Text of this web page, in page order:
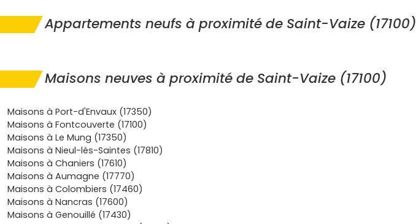
communes accordent en plus une exonération temporaire de taxe
foncière sur le neuf. Au quotidien, habiter à Saint-Vaize, c’est profiter d’un
déplacements. Pour un premier achat, la
maison neuve à Saint-Vaize
est une belle opportunité de te constituer un patrimoine durable, bien
location, et facile à revendre grâce à la demande du secteur de Saintes
pour des maisons avec jardin. Tu peux aussi personnaliser ton projet
(nombre de chambres, suite parentale, garage, cellier, bureau) afin
d’anticiper tes besoins, que tu accueilles une famille ou que tu cherches
un pied-à-terre au vert. L’environnement local, la qualité de vie et la
proximité des bassins d’emploi valorisent le secteur, tout en t’offrant un
rythme plus apaisé qu’en centre-ville. Si tu veux avancer sans te tromper,
prends le temps de comparer l’emplacement de chaque programme
(orientation, accès aux écoles et aux services, exposition du jardin), le
Appartements neufs à proximité de Saint-Vaize (17100)
Maisons neuves à proximité de Saint-Vaize (17100)
Maisons à Port-d'Envaux (17350)
Maisons à Fontcouverte (17100)
Maisons à Le Mung (17350)
Maisons à Nieul-lès-Saintes (17810)
Maisons à Chaniers (17610)
Maisons à Aumagne (17770)
Maisons à Colombiers (17460)
Maisons à Nancras (17600)
Maisons à Genouillé (17430)